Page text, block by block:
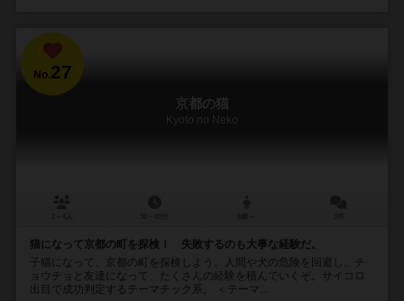
No.27
京都の猫
Kyoto no Neko
猫になって京都の町を探検！ 失敗するのも大事な経験だ。
子猫になって、京都の町を探検しよう。人間や犬の危険を回避し、チ
ョウチョと友達になって、たくさんの経験を積んでいくぞ。サイコロ
出目で成功判定するテーマチック系。 ＜テーマ...